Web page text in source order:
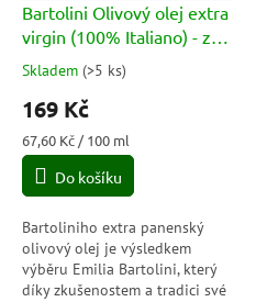
Bartolini Olivový olej extra
virgin (100% Italiano) - za
studena lisovaný 250ml
Průměrné
hodnocení
produktu
je
5,0
5
hvězdiček.
Skladem (>5 ks)
169 Kč
Měrná
cena:
67,60 Kč / 100 ml
Do košíku
Bartoliniho extra panenský
olivový olej je výsledkem
výběru Emilia Bartolini, který
díky zkušenostem a tradici své